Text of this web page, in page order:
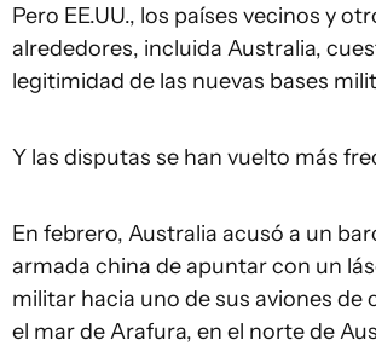
Pero EE.UU., los países vecinos y
alrededores, incluida Australia,
legitimidad de las nuevas bases
Y las disputas se han vuelto más
En febrero, Australia acusó a un
armada china de apuntar con un
militar hacia uno de sus aviones de
el mar de Arafura, en el norte de